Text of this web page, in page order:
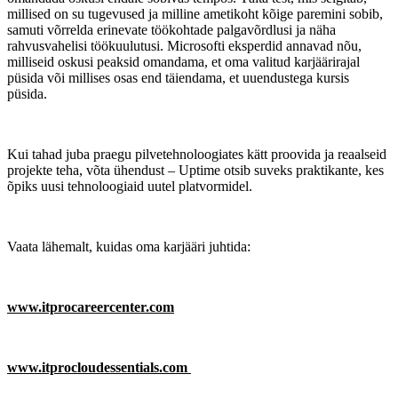
millised on su tugevused ja milline ametikoht kõige paremini sobib,
samuti võrrelda erinevate töökohtade palgavõrdlusi ja näha
rahvusvahelisi töökuulutusi. Microsofti eksperdid annavad nõu,
milliseid oskusi peaksid omandama, et oma valitud karjäärirajal
püsida või millises osas end täiendama, et uuendustega kursis
püsida.
Kui tahad juba praegu pilvetehnoloogiates kätt proovida ja reaalseid
projekte teha, võta ühendust – Uptime otsib suveks praktikante, kes
õpiks uusi tehnoloogiaid uutel platvormidel.
Vaata lähemalt, kuidas oma karjääri juhtida:
www.itprocareercenter.com
www.itprocloudessentials.com